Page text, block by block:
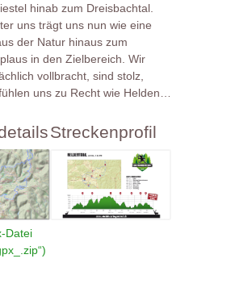
hinab zum Dreisbachtal.
uns trägt uns nun wie eine
der Natur hinaus zum
in den Zielbereich. Wir
vollbracht, sind stolz,
uns zu Recht wie Helden…
Datei
Streckenprofil